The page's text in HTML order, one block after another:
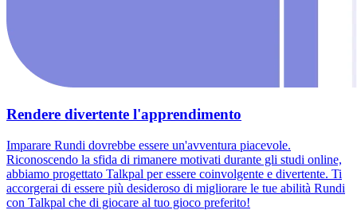
Rendere divertente l'apprendimento
Imparare Rundi dovrebbe essere un'avventura piacevole.
Riconoscendo la sfida di rimanere motivati durante gli studi online,
abbiamo progettato Talkpal per essere coinvolgente e divertente. Ti
accorgerai di essere più desideroso di migliorare le tue abilità Rundi
con Talkpal che di giocare al tuo gioco preferito!